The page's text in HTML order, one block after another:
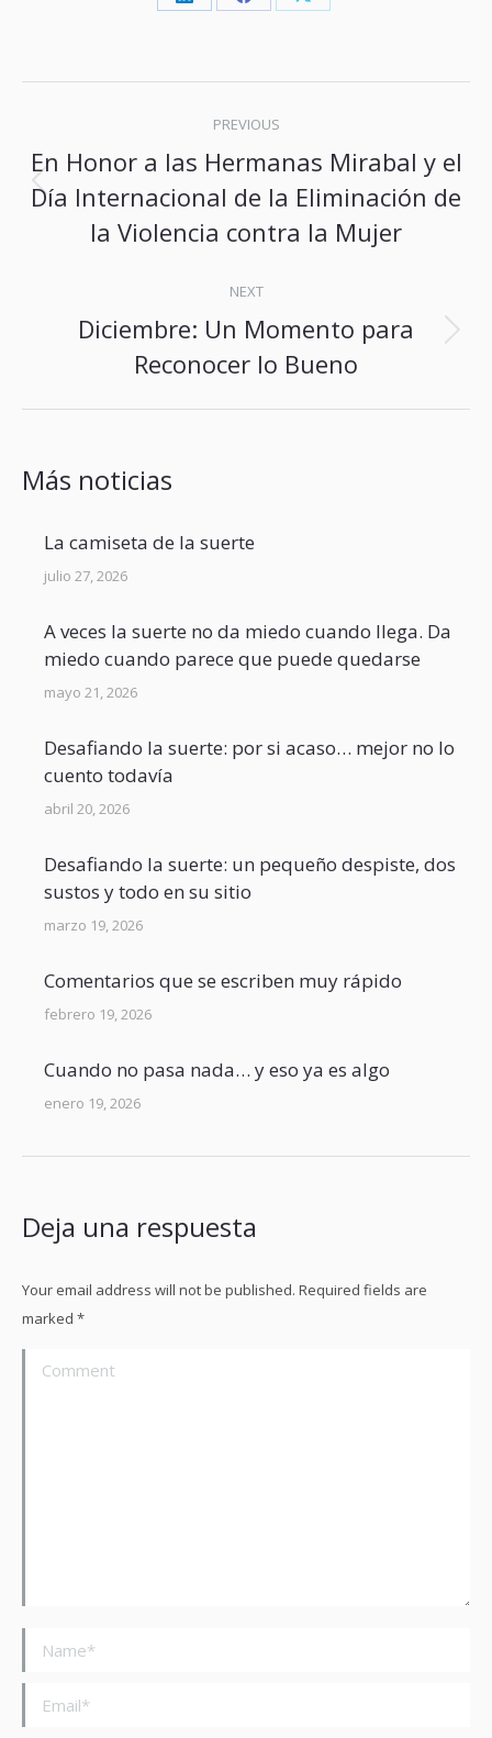
Share
LinkedIn
Share
Facebook
Share
X
navigation PREVIOUS
Previous
post:
En Honor a las Hermanas Mirabal y el
Día Internacional de la Eliminación de
la Violencia contra la Mujer
NEXT
Next
post:
Diciembre: Un Momento para
Reconocer lo Bueno
Más noticias
La camiseta de la suerte
julio 27, 2026
A veces la suerte no da miedo cuando llega. Da
miedo cuando parece que puede quedarse
mayo 21, 2026
Desafiando la suerte: por si acaso… mejor no lo
cuento todavía
abril 20, 2026
Desafiando la suerte: un pequeño despiste, dos
sustos y todo en su sitio
marzo 19, 2026
Comentarios que se escriben muy rápido
febrero 19, 2026
Cuando no pasa nada… y eso ya es algo
enero 19, 2026
Deja una respuesta
Your email address will not be published. Required fields are
marked *
Comment
Name *
Email *